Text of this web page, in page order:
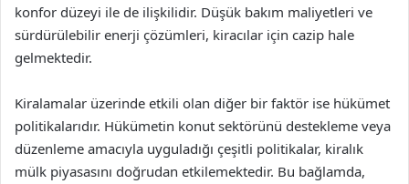
konfor düzeyi ile de ilişkilidir. Düşük bakım maliyetleri ve
sürdürülebilir enerji çözümleri, kiracılar için cazip hale
gelmektedir.
Kiralamalar üzerinde etkili olan diğer bir faktör ise hükümet
politikalarıdır. Hükümetin konut sektörünü destekleme veya
düzenleme amacıyla uyguladığı çeşitli politikalar, kiralık
mülk piyasasını doğrudan etkilemektedir. Bu bağlamda,